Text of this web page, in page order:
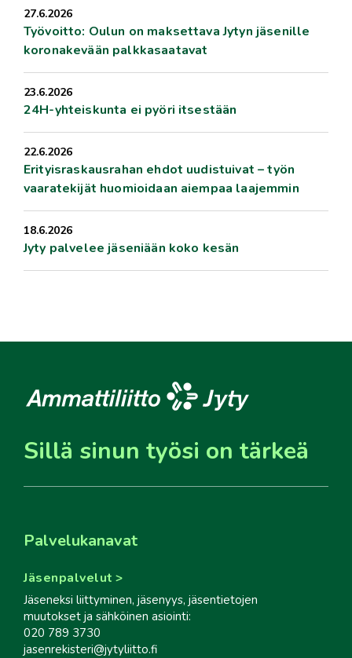
27.6.2026
Työvoitto: Oulun on maksettava Jytyn jäsenille
koronakevään palkkasaatavat
23.6.2026
24H-yhteiskunta ei pyöri itsestään
22.6.2026
Erityisraskausrahan ehdot uudistuivat – työn
vaaratekijät huomioidaan aiempaa laajemmin
18.6.2026
Jyty palvelee jäseniään koko kesän
Sillä sinun työsi on tärkeä
Palvelukanavat
Jäsenpalvelut
Jäseneksi liittyminen, jäsenyys, jäsentietojen
muutokset ja sähköinen asiointi:
020 789 3730
jasenrekisteri@jytyliitto.fi